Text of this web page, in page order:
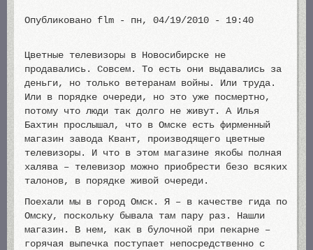
Опубликовано flm - пн, 04/19/2010 - 19:40
Цветные телевизоры в Новосибирске не
продавались. Совсем. То есть они выдавались за
деньги, но только ветеранам войны. Или труда.
Или в порядке очереди, но это уже посмертно,
потому что люди так долго не живут. А Илья
Бахтин прослышал, что в Омске есть фирменный
магазин завода Квант, производящего цветные
телевизоры. И что в этом магазине якобы полная
халява – телевизор можно приобрести безо всяких
талонов, в порядке живой очереди.
Поехали мы в город Омск. Я – в качестве гида по
Омску, поскольку бывала там пару раз. Нашли
магазин. В нем, как в булочной при пекарне –
горячая выпечка поступает непосредственно с